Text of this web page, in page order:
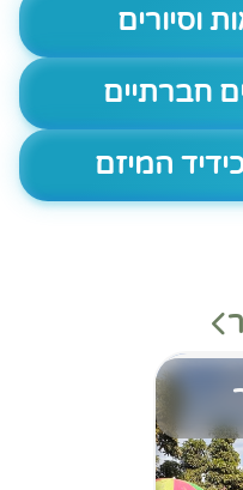
וסיורים
חברתיים
המיזם